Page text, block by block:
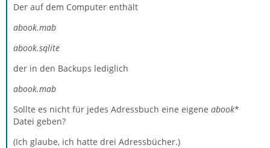
Der auf dem Computer enthält
abook.mab
abook.sqlite
der in den Backups lediglich
abook.mab
Sollte es nicht für jedes Adressbuch eine eigene abook*
Datei geben?
(Ich glaube, ich hatte drei Adressbücher.)